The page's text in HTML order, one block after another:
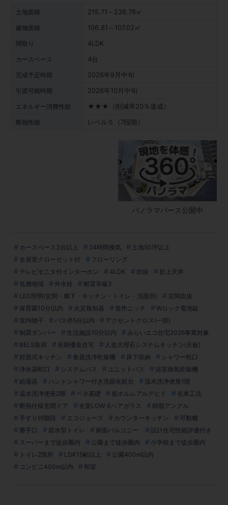
土地面積 215.71～238.78㎡
建物面積 106.81～107.02㎡
間取り 4LDK
カースペース 4台
完成予定時期 2026年9月中旬
引渡可能時期 2026年10月中旬
エネルギー消費性能 ★★★（削減率20％達成）
断熱性能 レベル５（7段階）
カースペース3台以上 24時間換気
土地50坪以上
全居室クローゼット付
フローリング
テレビモニタ付インターホン
4LDK 吹抜
折上天井
低層地域
外水栓
耐震等級3
LED照明(玄関・廊下・キッチン・トイレ・洗面所)
玄関吹抜
保育園10分以内
火災報知器 造作ニッチ
Wロック電池錠
室内物干
バス停5分以内
アクセントクロス(一部)
制震ダンパー
生活施設10分以内
みらいエコ住宅2026事業対象
BELS取得
長期優良住宅
人造大理石システムキッチン(天板)
対面式キッチン
食器洗浄乾燥機 床下収納
シャワー蛇口
浄水器蛇口
システムバス ユニットバス
浴室換気乾燥機
給湯器
ハンドシャワー付き洗面化粧台
温水洗浄便座1階
温水洗浄便座2階
ベタ基礎 低ホルムアルデヒド
在来工法
断熱仕様玄関ドア
全室LOW-Eペアガラス
樹脂アングル
手すり付階段
エコジョーズ カウンターキッチン
可動棚
勝手口
節水型トイレ 南面バルコニー
設計住宅性能評価付き
スーパーまで徒歩圏内
公園まで徒歩圏内
小学校まで徒歩圏内
トイレ2箇所
LDK15帖以上
公園400m以内
コンビニ400m以内
和室
パノラマパース公開中